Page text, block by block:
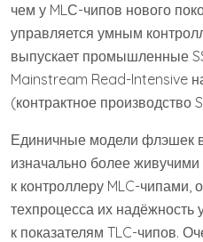
чем у MLС-чипов нового
управляется умным
выпускает промышленные
Mainstream Read-Intensive
(контрактное производство
Единичные модели флэшек
изначально более
к контроллеру MLC-чипами,
техпроцесса их
к показателям TLC-чипов.